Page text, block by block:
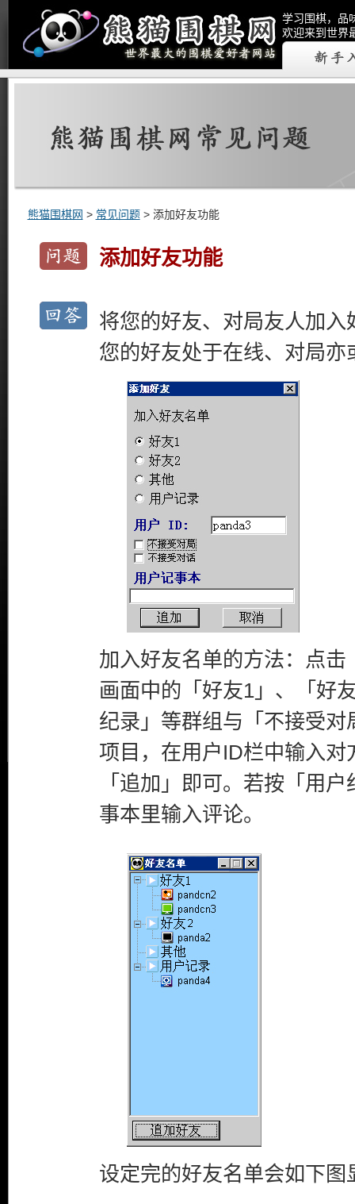
学习围棋，品
欢迎来到世界
熊猫围棋网 > 常见问题> 添加好友功能
添加好友功能
将您的好友、对局友人加
您的好友处于在线、对局亦
加入好友名单的方法：点
画面中的「好友1」、「好
纪录」等群组与「不接受
项目，在用户ID栏中输入
「追加」即可。若按「用
事本里输入评论。
设定完的好友名单会如下图